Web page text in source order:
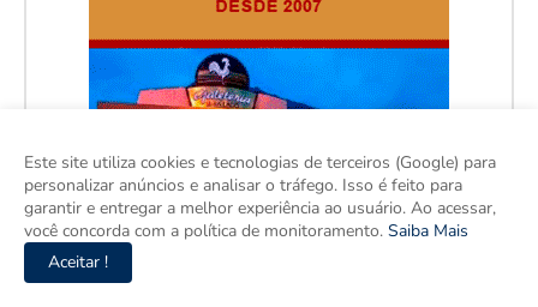
Este site utiliza cookies e tecnologias de terceiros (Google) para
personalizar anúncios e analisar o tráfego. Isso é feito para
garantir e entregar a melhor experiência ao usuário. Ao acessar,
você concorda com a política de monitoramento. Saiba Mais
Aceitar !